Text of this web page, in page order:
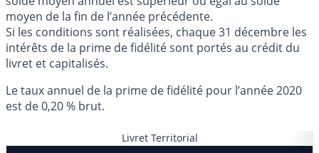
moyen de la fin de l’année précédente.
Si les conditions sont réalisées, chaque 31 décembre les
intérêts de la prime de fidélité sont portés au crédit du
livret et capitalisés.
Le taux annuel de la prime de fidélité pour l’année 2020
est de 0,20 % brut.
Livret Territorial